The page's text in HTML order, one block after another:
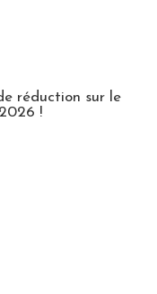
réduction sur le
!